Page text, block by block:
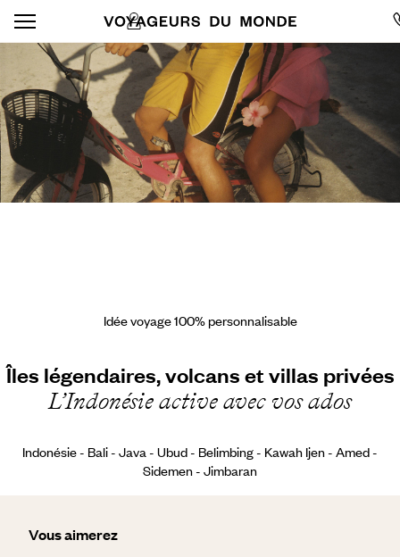
Idée voyage 100% personnalisable
Îles légendaires, volcans et villas privées
L’Indonésie active avec vos ados
Indonésie - Bali - Java - Ubud - Belimbing - Kawah Ijen - Amed -
Sidemen - Jimbaran
Vous aimerez